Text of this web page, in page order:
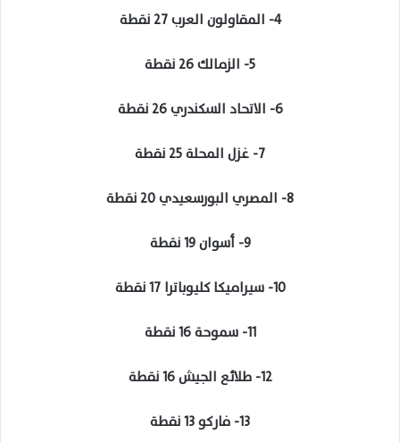
4- المقاولون العرب 27 نقطة
5- الزمالك 26 نقطة
6- الاتحاد السكندري 26 نقطة
7- غزل المحلة 25 نقطة
8- المصري البورسعيدي 20 نقطة
9- أسوان 19 نقطة
10- سيراميكا كليوباترا 17 نقطة
11- سموحة 16 نقطة
12- طلائع الجيش 16 نقطة
13- فاركو 13 نقطة